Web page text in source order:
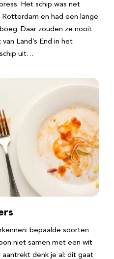
Het schip was net
en had een lange
Daar zouden ze nooit
Land’s End in het
uit…
bepaalde soorten
niet samen met een wit
aantrekt denk je al: dit gaat